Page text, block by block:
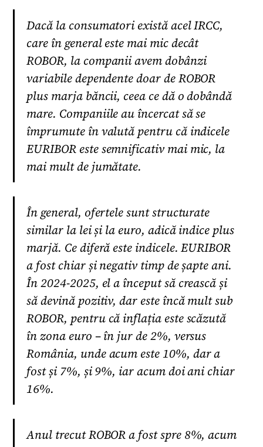
Dacă la consumatori există acel IRCC,
care în general este mai mic decât
ROBOR, la companii avem dobânzi
variabile dependente doar de ROBOR
plus marja băncii, ceea ce dă o dobândă
mare. Companiile au încercat să se
împrumute în valută pentru că indicele
EURIBOR este semnificativ mai mic, la
mai mult de jumătate.
În general, ofertele sunt structurate
similar la lei și la euro, adică indice plus
marjă. Ce diferă este indicele. EURIBOR
a fost chiar și negativ timp de șapte ani.
În 2024-2025, el a început să crească și
să devină pozitiv, dar este încă mult sub
ROBOR, pentru că inflația este scăzută
în zona euro – în jur de 2%, versus
România, unde acum este 10%, dar a
fost și 7%, și 9%, iar acum doi ani chiar
16%.
Anul trecut ROBOR a fost spre 8%, acum